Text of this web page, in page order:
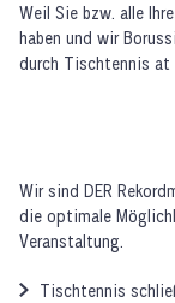
Weil Sie bzw. alle
haben und wir
durch Tischtennis
Wir sind DER
die optimale
Veranstaltung.
Tischtennis